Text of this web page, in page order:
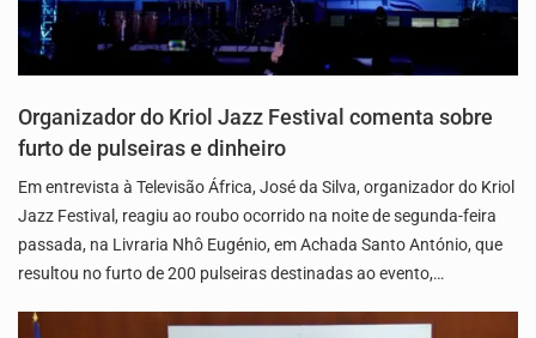
Organizador do Kriol Jazz Festival comenta sobre
furto de pulseiras e dinheiro
Em entrevista à Televisão África, José da Silva, organizador do Kriol
Jazz Festival, reagiu ao roubo ocorrido na noite de segunda-feira
passada, na Livraria Nhô Eugénio, em Achada Santo António, que
resultou no furto de 200 pulseiras destinadas ao evento,…